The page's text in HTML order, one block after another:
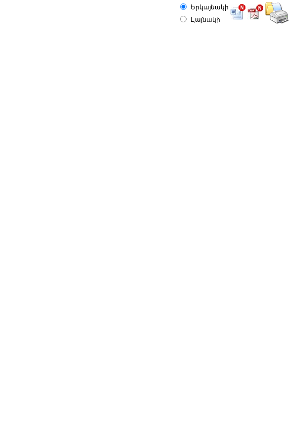
Երկայնակի
Լայնակի